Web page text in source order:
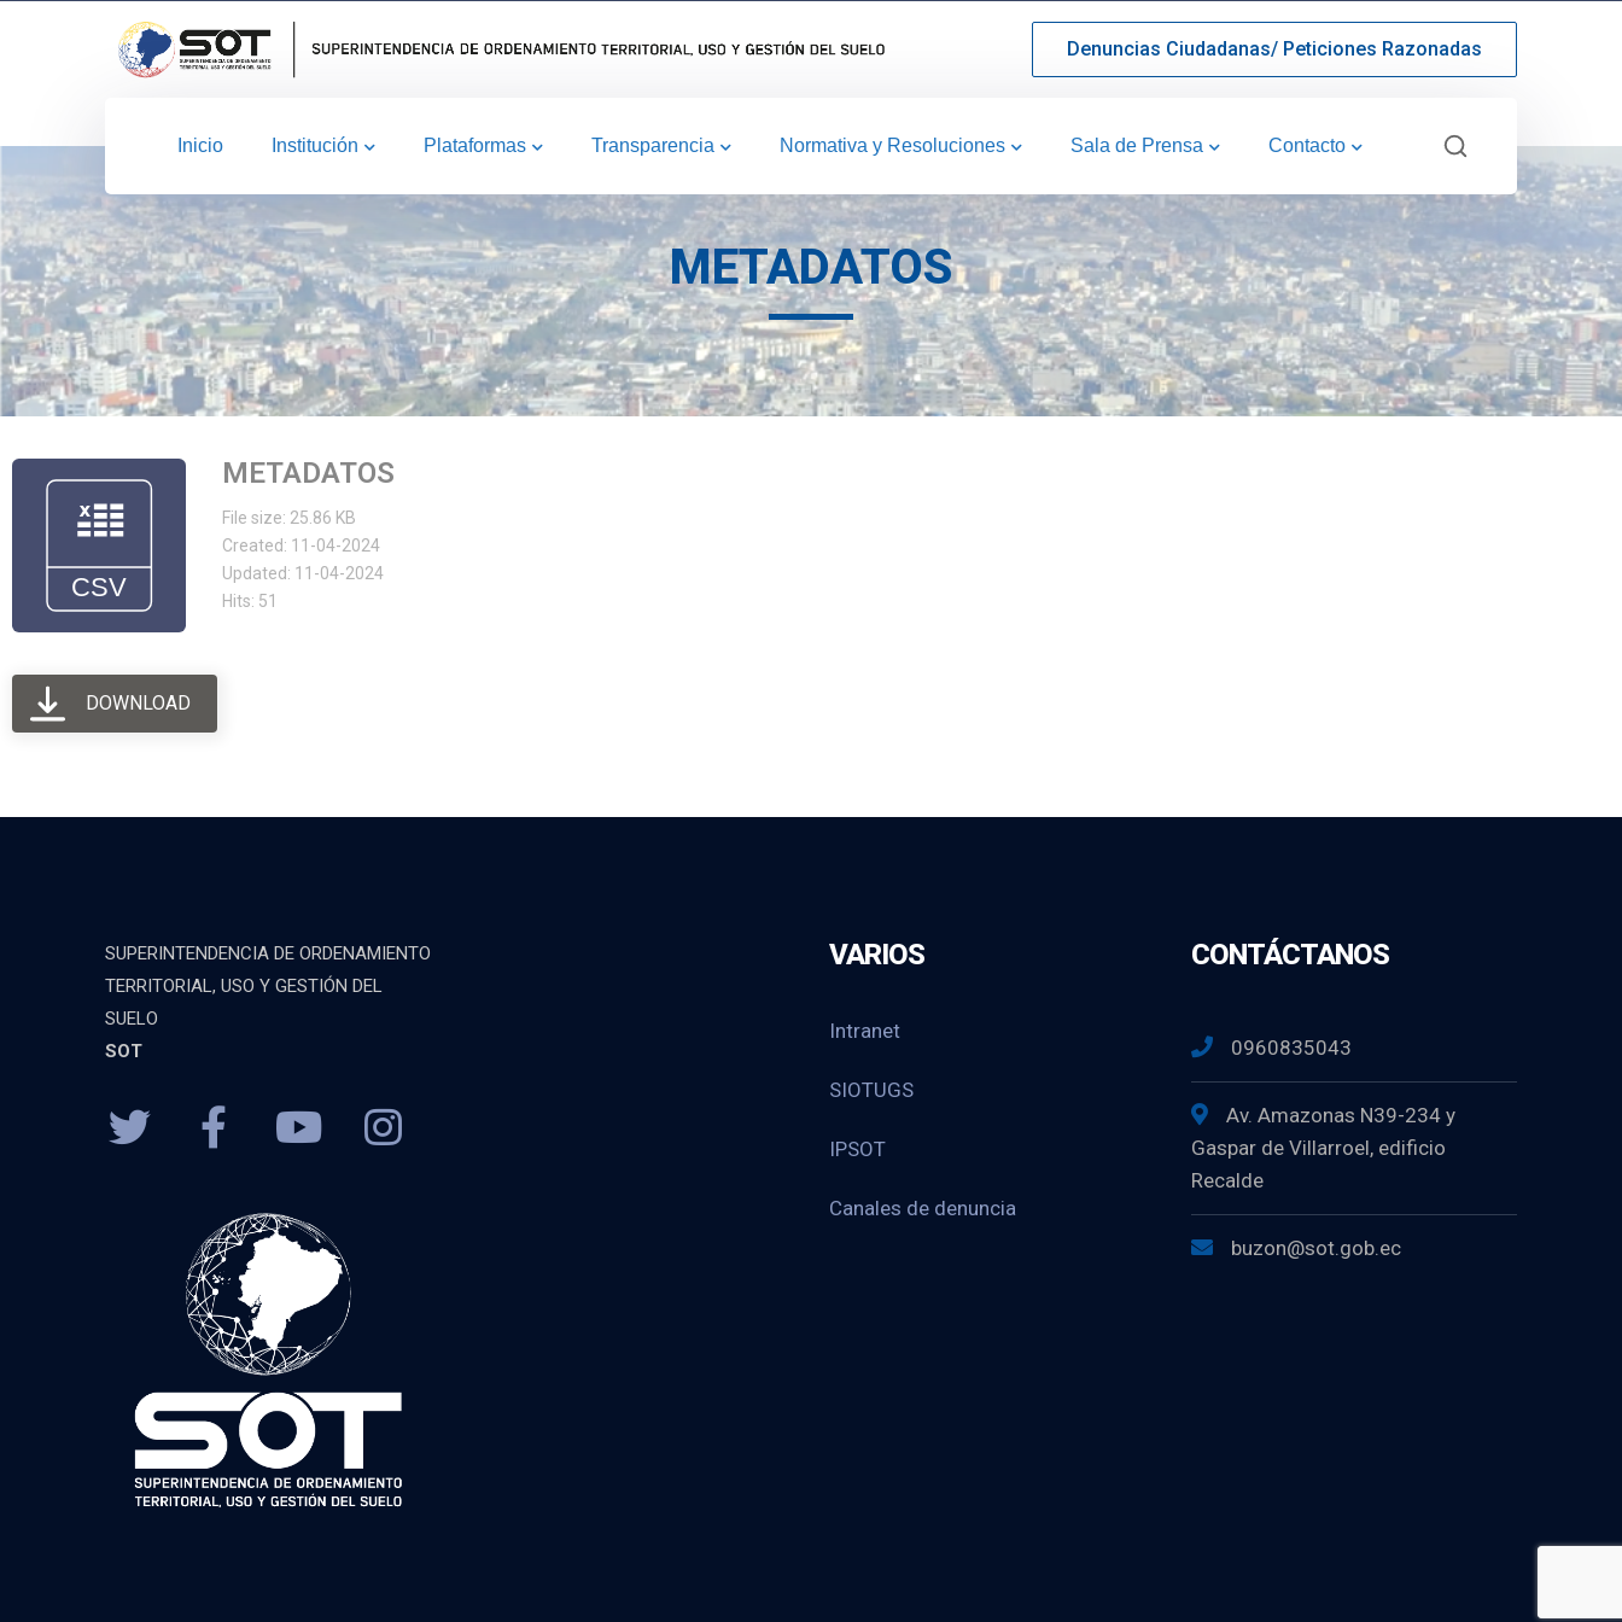
Denuncias Ciudadanas/ Peticiones Razonadas
Inicio Institución Plataformas Transparencia Normativa y Resoluciones Sala de Prensa Contacto
METADATOS
METADATOS
File size: 25.86 KB
Created: 11-04-2024
Updated: 11-04-2024
Hits: 51
DOWNLOAD
SUPERINTENDENCIA DE ORDENAMIENTO
TERRITORIAL, USO Y GESTIÓN DEL
SUELO
SOT
VARIOS
Intranet
SIOTUGS
IPSOT
Canales de denuncia
CONTÁCTANOS
0960835043
Av. Amazonas N39-234 y
Gaspar de Villarroel, edificio
Recalde
buzon@sot.gob.ec